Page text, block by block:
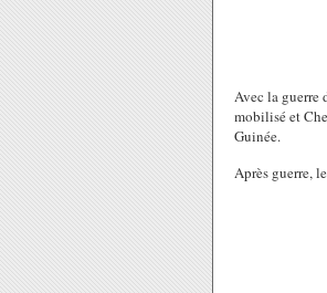
Avec la guerre
mobilisé et
Guinée.
Après guerre,